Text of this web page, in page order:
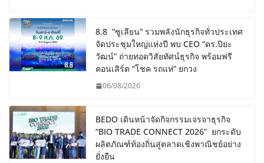
8.8 “ซูเลียน” รวมพลังนักธุรกิจทั่วประเทศ
จัดประชุมใหญ่แห่งปี พบ CEO “ดร.ปิยะ
วัฒน์” ถ่ายทอดวิสัยทัศน์ธุรกิจ พร้อมฟรี
คอนเสิร์ต “โชค รถแห่” ยกวง
06/08/2026
BEDO เดินหน้าจัดกิจกรรมเจรจาธุรกิจ
“BIO TRADE CONNECT 2026” ยกระดับ
ผลิตภัณฑ์ท้องถิ่นสู่ตลาดเชิงพาณิชย์อย่าง
ยั่งยืน